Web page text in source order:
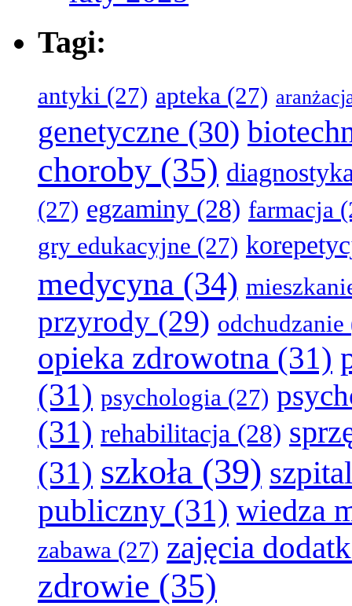
Tagi:
antyki (27) apteka (27)
genetyczne (30)
choroby (35)
(27) egzaminy (28) farmacja
gry edukacyjne (27)
medycyna (34)
przyrody (29) odchudzanie
opieka zdrowotna (31)
(31) psychologia (27)
(31) rehabilitacja (28)
(31) szkoła (39) szpital
publiczny (31) wiedza
zabawa (27) zajęcia
zdrowie (35)